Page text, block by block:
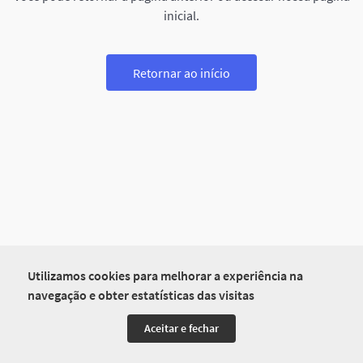
Utilizamos cookies para melhorar a experiência na
navegação e obter estatísticas das visitas
Aceitar e fechar
inicial.
Retornar ao início